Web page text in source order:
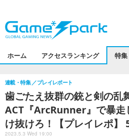
ホーム アクセスランキング 特集
歯ごたえ抜群の銃と剣の乱
ACT『ArcRunner』で暴走
け抜けろ！【プレイレポ】
連載・特集 プレイレポート
2023.5.3 Wed 19:00